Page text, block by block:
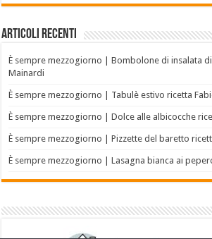
Articoli recenti
È sempre mezzogiorno | Bombolone di insalata
Mainardi
È sempre mezzogiorno | Tabulè estivo ricetta
È sempre mezzogiorno | Dolce alle albicocche
È sempre mezzogiorno | Pizzette del baretto
È sempre mezzogiorno | Lasagna bianca ai